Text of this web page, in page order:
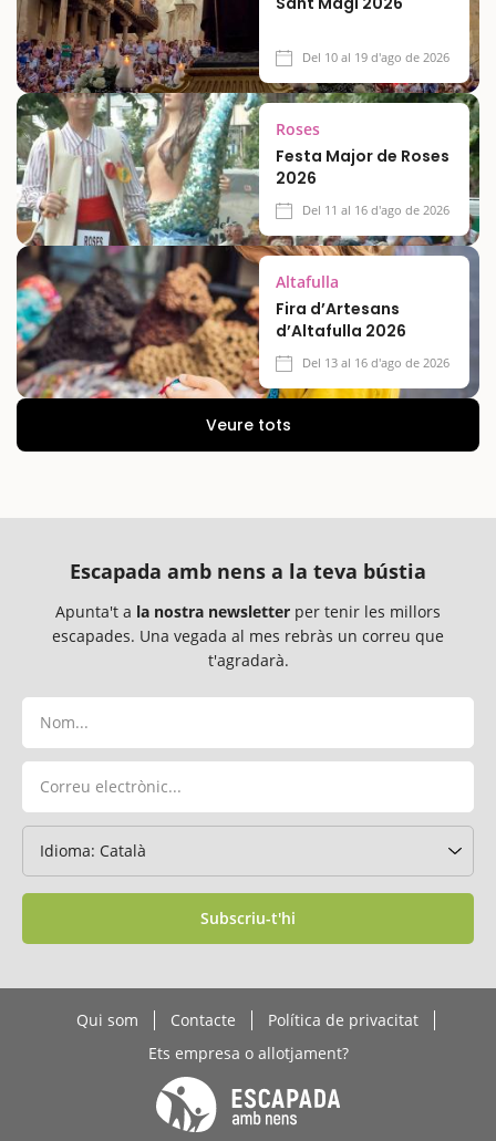
Del 10 al 19 d'ago de 2026
Roses
Festa Major de Roses
2026
Del 11 al 16 d'ago de 2026
Altafulla
Fira d’Artesans
d’Altafulla 2026
Del 13 al 16 d'ago de 2026
Veure tots
Escapada amb nens a la teva bústia
Apunta't a la nostra newsletter per tenir les millors
escapades. Una vegada al mes rebràs un correu que
t'agradarà.
Subscriu-t'hi
Qui som Contacte
Política de privacitat
Ets empresa o allotjament?